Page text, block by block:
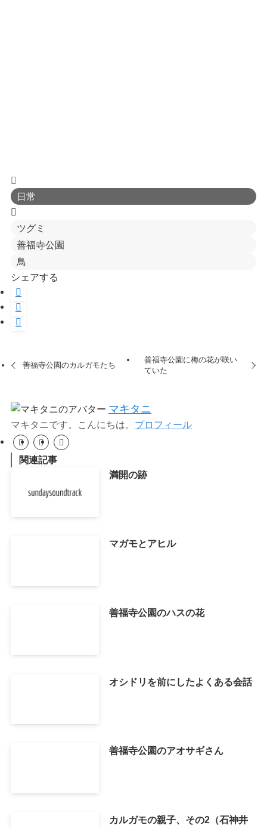
日常
ツグミ
善福寺公園
鳥
シェアする
善福寺公園のカルガモたち
善福寺公園に梅の花が咲い
ていた
マキタニ
マキタニです。こんにちは。 プロフィール
関連記事
満開の跡
マガモとアヒル
善福寺公園のハスの花
オシドリを前にしたよくある会話
善福寺公園のアオサギさん
カルガモの親子、その2（石神井